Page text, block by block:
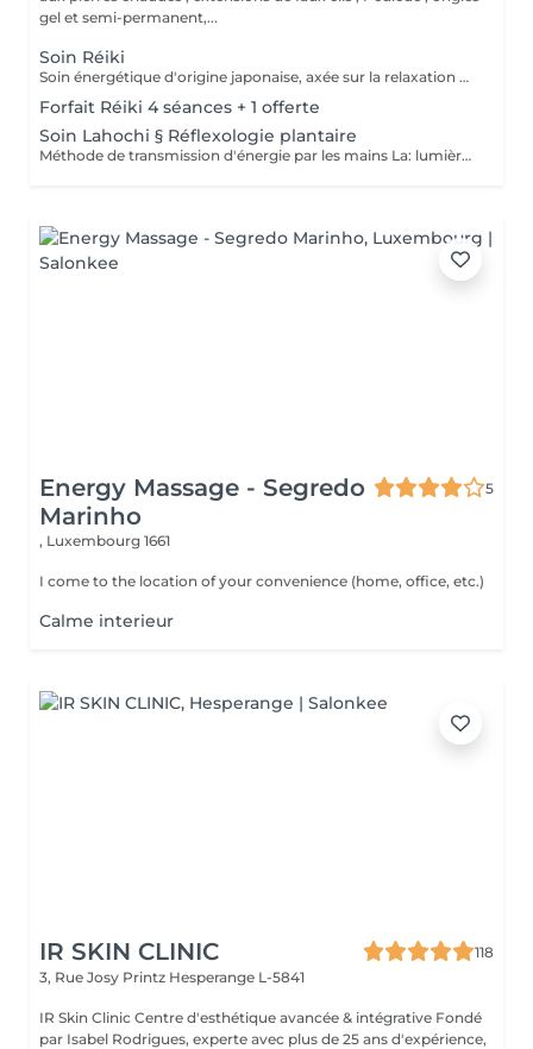
gel et semi-permanent,...
Soin Réiki
Soin énergétique d'origine japonaise, axée sur la relaxation et l'harmonisation du corps et de l'esprit. REI: universel KI: énergie vital Le praticien pose doucement les mains sur les différentes zones , il n'y a pas de manipulation ou de pression. Effets: -Réduction du stress et de l'anxiété -Sensation de calme et de lâcher prise -Aide à apaiser le mental -favorise l'endormissement -Aide à relâcher les tensions émotionnelles le réiki est une pratique douce qui vise surtout : -la détente -l'équilibre émotionnel -le bien-être global A faire seul ou en cure de 4 séances
Forfait Réiki 4 séances + 1 offerte
Soin Lahochi § Réflexologie plantaire
Méthode de transmission d'énergie par les mains La: lumière, amour HO: mouvement de l'énergie CHI: energie vitale Effets: -Diminue le stress -Procure un calme profond et durable -Aide à harmoniser le corps et l'esprit - Energie retrouvée - Favorise le lâcher-prise -Harmonisation des Chakras Couplé à la réflexologie plantaire c'est un soin qui apporte une relaxation complète et durable alliant les bienfaits du soin énergétique et ceux de la réflexologie . A faire seul ou en cure de 4 séances "Détente absolue "
Energy Massage - Segredo
Marinho
5
, Luxembourg 1661
I come to the location of your convenience (home, office, etc.)
Calme interieur
IR SKIN CLINIC
118
3, Rue Josy Printz Hesperange L-5841
IR Skin Clinic Centre d'esthétique avancée & intégrative Fondé
par Isabel Rodrigues, experte avec plus de 25 ans d'expérience,